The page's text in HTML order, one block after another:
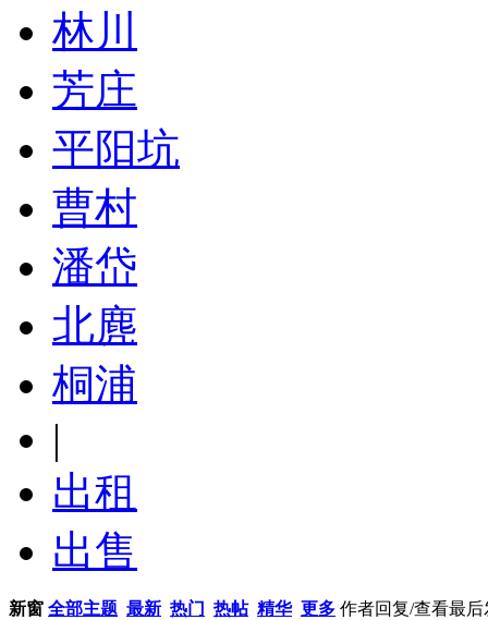
林川
芳庄
平阳坑
曹村
潘岱
北麂
桐浦
|
出租
出售
新窗 全部主题 最新 热门 热帖 精华 更多 作者回复/查看最后